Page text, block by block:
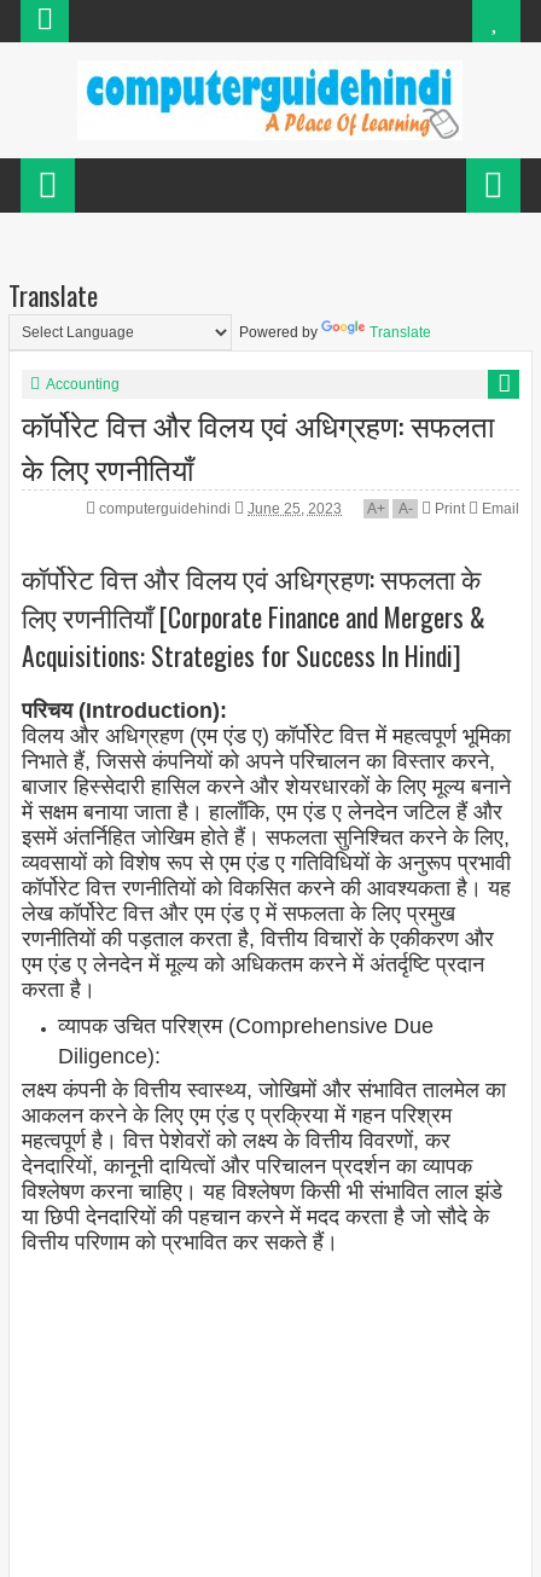
Translate
Powered by Translate
Accounting
कॉर्पोरेट वित्त और विलय एवं अधिग्रहण: सफलता
के लिए रणनीतियाँ
computerguidehindi June 25, 2023 A+ A- Print Email
कॉर्पोरेट वित्त और विलय एवं अधिग्रहण: सफलता के
लिए रणनीतियाँ [Corporate Finance and Mergers &
Acquisitions: Strategies for Success In Hindi]
परिचय (Introduction):
विलय और अधिग्रहण (एम एंड ए) कॉर्पोरेट वित्त में महत्वपूर्ण भूमिका
निभाते हैं, जिससे कंपनियों को अपने परिचालन का विस्तार करने,
बाजार हिस्सेदारी हासिल करने और शेयरधारकों के लिए मूल्य बनाने
में सक्षम बनाया जाता है। हालाँकि, एम एंड ए लेनदेन जटिल हैं और
इसमें अंतर्निहित जोखिम होते हैं। सफलता सुनिश्चित करने के लिए,
व्यवसायों को विशेष रूप से एम एंड ए गतिविधियों के अनुरूप प्रभावी
कॉर्पोरेट वित्त रणनीतियों को विकसित करने की आवश्यकता है। यह
लेख कॉर्पोरेट वित्त और एम एंड ए में सफलता के लिए प्रमुख
रणनीतियों की पड़ताल करता है, वित्तीय विचारों के एकीकरण और
एम एंड ए लेनदेन में मूल्य को अधिकतम करने में अंतर्दृष्टि प्रदान
करता है।
व्यापक उचित परिश्रम (Comprehensive Due
Diligence):
लक्ष्य कंपनी के वित्तीय स्वास्थ्य, जोखिमों और संभावित तालमेल का
आकलन करने के लिए एम एंड ए प्रक्रिया में गहन परिश्रम
महत्वपूर्ण है। वित्त पेशेवरों को लक्ष्य के वित्तीय विवरणों, कर
देनदारियों, कानूनी दायित्वों और परिचालन प्रदर्शन का व्यापक
विश्लेषण करना चाहिए। यह विश्लेषण किसी भी संभावित लाल झंडे
या छिपी देनदारियों की पहचान करने में मदद करता है जो सौदे के
वित्तीय परिणाम को प्रभावित कर सकते हैं।